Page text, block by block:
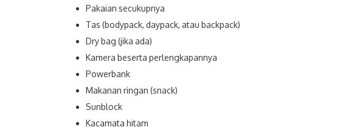
Pakaian secukupnya
Tas (bodypack, daypack, atau backpack)
Dry bag (jika ada)
Kamera beserta perlengkapannya
Powerbank
Makanan ringan (snack)
Sunblock
Kacamata hitam